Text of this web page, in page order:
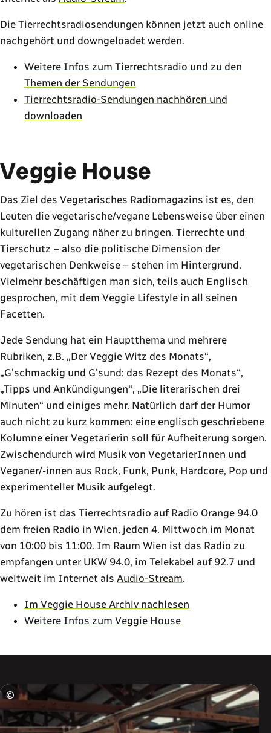
Die Tierrechtsradiosendungen können jetzt auch online
nachgehört und downgeloadet werden.
Weitere Infos zum Tierrechtsradio und zu den
Themen der Sendungen
Tierrechtsradio-Sendungen nachhören und
downloaden
Veggie House
Das Ziel des Vegetarisches Radiomagazins ist es, den
Leuten die vegetarische/vegane Lebensweise über einen
kulturellen Zugang näher zu bringen. Tierrechte und
Tierschutz – also die politische Dimension der
vegetarischen Denkweise – stehen im Hintergrund.
Vielmehr beschäftigen man sich, teils auch Englisch
gesprochen, mit dem Veggie Lifestyle in all seinen
Facetten.
Jede Sendung hat ein Hauptthema und mehrere
Rubriken, z.B. „Der Veggie Witz des Monats“,
„G'schmackig und G'sund: das Rezept des Monats“,
„Tipps und Ankündigungen“, „Die literarischen drei
Minuten“ und einiges mehr. Natürlich darf der Humor
auch nicht zu kurz kommen: eine englisch geschriebene
Kolumne einer Vegetarierin soll für Aufheiterung sorgen.
Zwischendurch wird Musik von VegetarierInnen und
Veganer/-innen aus Rock, Funk, Punk, Hardcore, Pop und
experimenteller Musik aufgelegt.
Zu hören ist das Tierrechtsradio auf Radio Orange 94.0
dem freien Radio in Wien, jeden 4. Mittwoch im Monat
von 10:00 bis 11:00. Im Raum Wien ist das Radio zu
empfangen unter UKW 94.0, im Telekabel auf 92.7 und
weltweit im Internet als Audio-Stream.
Im Veggie House Archiv nachlesen
Weitere Infos zum Veggie House
©